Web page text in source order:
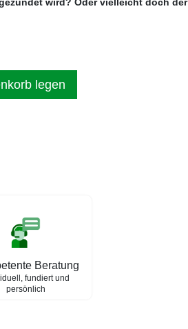
legen
Beratung
fundiert und
persönlich